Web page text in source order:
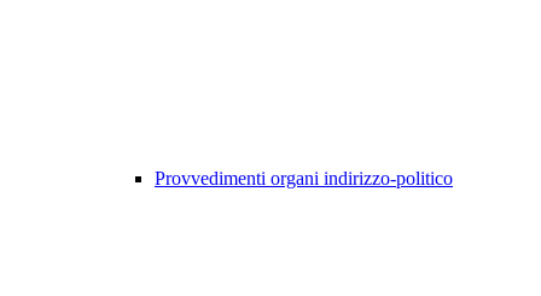
Provvedimenti organi indirizzo-politico